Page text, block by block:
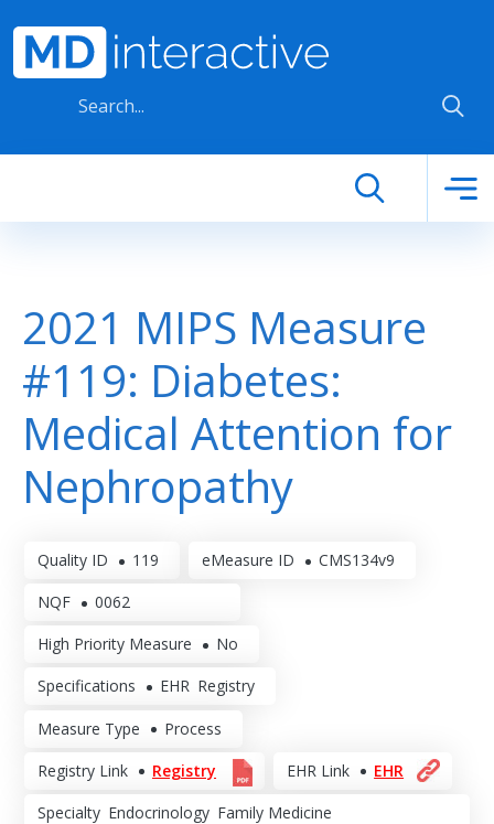
2021 MIPS Measure
#119: Diabetes:
Medical Attention for
Nephropathy
Quality ID 119 eMeasure ID CMS134v9
NQF 0062
High Priority Measure No
Specifications EHR Registry
Measure Type Process
Registry Link Registry EHR Link EHR
Specialty Endocrinology Family Medicine